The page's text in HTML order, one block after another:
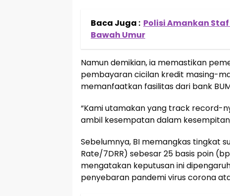
Baca Juga : Polisi Amankan
Bawah Umur
Namun demikian, ia memastikan
pembayaran cicilan kredit masing-
memanfaatkan fasilitas dari bank
“Kami utamakan yang track record-
ambil kesempatan dalam
Sebelumnya, BI memangkas tingkat
Rate/7DRR) sebesar 25 basis poin
mengatakan keputusan ini
penyebaran pandemi virus corona